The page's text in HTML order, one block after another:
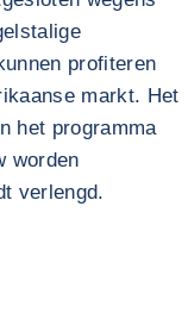
profiteren
markt. Het
het programma
worden
verlengd.